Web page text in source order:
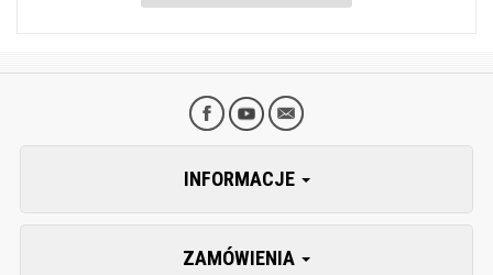
INFORMACJE
ZAMÓWIENIA